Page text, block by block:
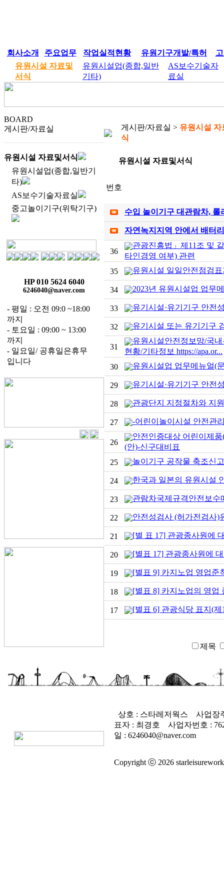
회사소개 주요업무 작업실적현황 유원기구개발/특허
유원시설 자료및
서식
유원시설업(종합,일반
기타)
AS보수기술자
료실
BOARD
게시판/자료실
유원시설 자료및서식
유원시설업(종합,일반기
타)
AS보수기술자료실
중고놀이기구(위탁기구)
HP 010 5624 6040
6246040@naver.com
- 평일 : 오전 09:0 ~18:00
까지
- 토요일 : 09:00 ~ 13:00
까지
- 일요일/ 공휴일은휴무
입니다
게시판/자료실 > 유원시설 자
식
유원시설 자료및서식
번호
수입 놀이기구 대관람차,
자연녹지지역 안에서 배터
36
관광진흥법」제11조 및
타인경영 여부) 관련
35
유원시설 일일안전점검
34 2023년 유원시설업 업무
33 유기시설·유기기구 안전
32 유기시설 또는 유기기구
31
유원시설안전정보망/국
현황/기타정보 https://apa.or...
30
유원시설업 업무메뉴얼(
29 유기시설·유기기구 안전
28 관광단지 지정절차와 지
27 -어린이놀이시설 안전관
26
안전인증대상 어린이제
(안)-신구대비표
25
놀이기구 공작물 축조신
24 한국과 일본의 유원시설
23 관람차국제규격안전보수
22 안전성검사 (허가전검사)
21 [별 표 17] 관광종사원에
20 [별표 17] 관광종사원에
19 [별표 9] 카지노업 영업준
18 [별표 8] 카지노업의 영업
17 [별표 6] 관광식당 표지(
제목
상호 : 스타레저웍스
사업장
표자 : 최경호
사업자번호 :
일 : 6246040@naver.com
Copyright ⓒ 2026